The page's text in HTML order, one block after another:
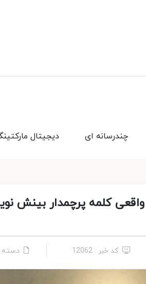
دیجیتال چندرسانه ای
کلمه پرچمدار بینش
کد خبر : 12062 دسته